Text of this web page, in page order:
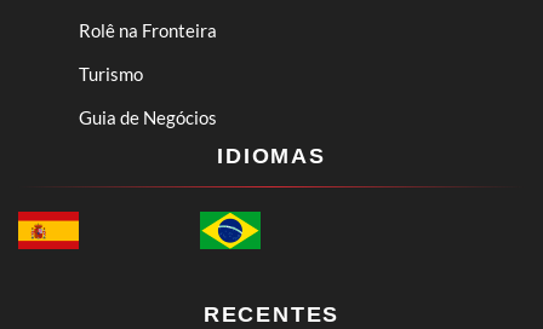
Rolê na Fronteira
Turismo
Guia de Negócios
IDIOMAS
RECENTES